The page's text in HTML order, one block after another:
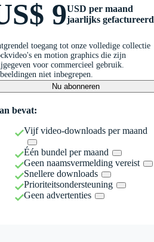
9USD per maand
jaarlijks gefactureerd
toegang tot onze volledige collectie
en motion graphics die zijn
voor commercieel gebruik.
niet inbegrepen.
Nu abonneren
bevat:
Vijf video-downloads per maand
Één bundel per maand
Geen naamsvermelding vereist
Snellere downloads
Prioriteitsondersteuning
Geen advertenties